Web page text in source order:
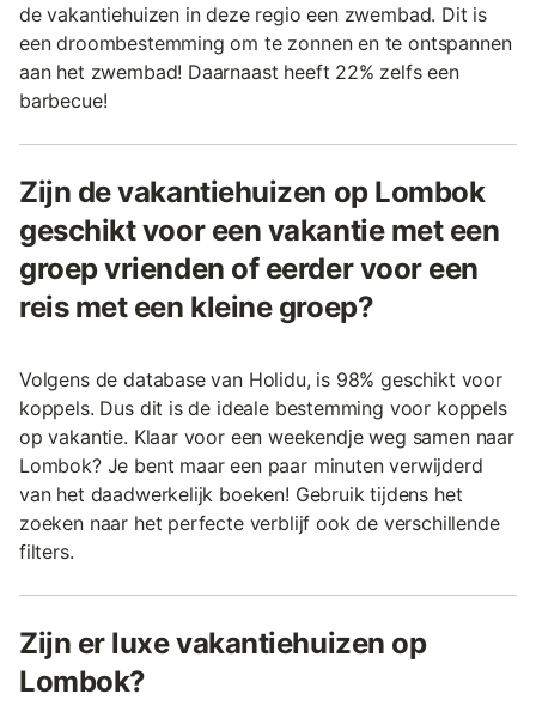
de vakantiehuizen in deze regio een zwembad. Dit is
een droombestemming om te zonnen en te ontspannen
aan het zwembad! Daarnaast heeft 22% zelfs een
barbecue!
Zijn de vakantiehuizen op Lombok
geschikt voor een vakantie met een
groep vrienden of eerder voor een
reis met een kleine groep?
Volgens de database van Holidu, is 98% geschikt voor
koppels. Dus dit is de ideale bestemming voor koppels
op vakantie. Klaar voor een weekendje weg samen naar
Lombok? Je bent maar een paar minuten verwijderd
van het daadwerkelijk boeken! Gebruik tijdens het
zoeken naar het perfecte verblijf ook de verschillende
filters.
Zijn er luxe vakantiehuizen op
Lombok?